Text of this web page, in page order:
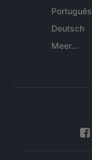
Português
Deutsch
Meer...